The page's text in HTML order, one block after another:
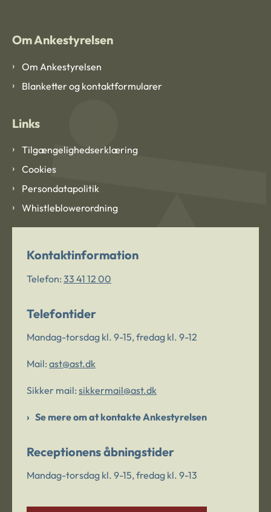
Om Ankestyrelsen
Om Ankestyrelsen
Blanketter og kontaktformularer
Links
Tilgængelighedserklæring
Cookies
Persondatapolitik
Whistleblowerordning
Kontaktinformation
Telefon: 33 41 12 00
Telefontider
Mandag-torsdag kl. 9-15, fredag kl. 9-12
Mail: ast@ast.dk
Sikker mail: sikkermail@ast.dk
Se mere om at kontakte Ankestyrelsen
Receptionens åbningstider
Mandag-torsdag kl. 9-15, fredag kl. 9-13